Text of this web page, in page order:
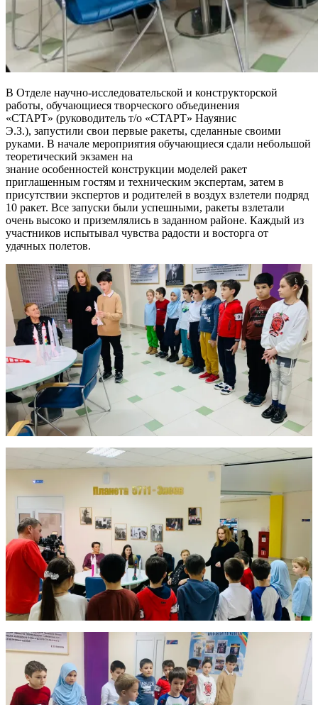
В Отделе научно-исследовательской и конструкторской
работы, обучающиеся творческого объединения
«СТАРТ» (руководитель т/о «СТАРТ» Науянис
Э.З.), запустили свои первые ракеты, сделанные своими
руками. В начале мероприятия обучающиеся сдали небольшой
теоретический экзамен на
знание особенностей конструкции моделей ракет
приглашенным гостям и техническим экспертам, затем в
присутствии экспертов и родителей в воздух взлетели подряд
10 ракет. Все запуски были успешными, ракеты взлетали
очень высоко и приземлялись в заданном районе. Каждый из
участников испытывал чувства радости и восторга от
удачных полетов.